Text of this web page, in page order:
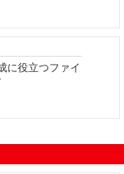
に役立つファイ